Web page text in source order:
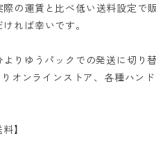
の運賃と比べ低い送料設定で
れば幸いです。
りゆうパックでの発送に切り替
オンラインストア、各種ハン
】